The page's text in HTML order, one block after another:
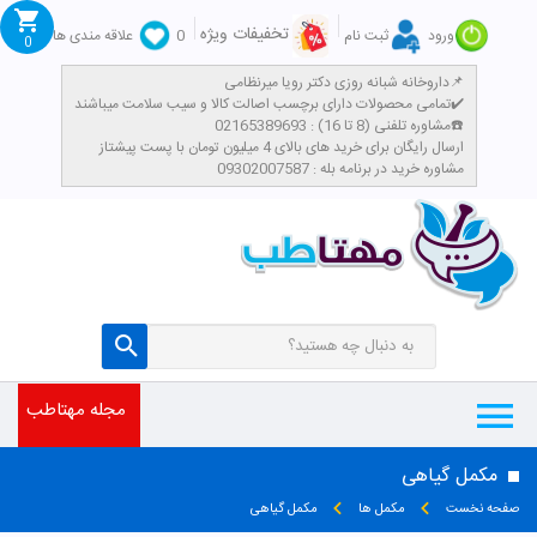
ورود ثبت نام تخفیفات ویژه 0
علاقه مندی ها
داروخانه شبانه روزی دکتر رویا میرنظامی📌
تمامی محصولات دارای برچسب اصالت کالا و سیب سلامت میباشند✔️
مشاوره تلفنی (8 تا 16) : 02165389693☎️
​ارسال رایگان برای خرید های بالای 4 میلیون تومان با پست پیشتاز
مشاوره خرید در برنامه بله : 09302007587
0
مجله مهتاطب
مکمل گیاهی
صفحه نخست مکمل ها مکمل گیاهی